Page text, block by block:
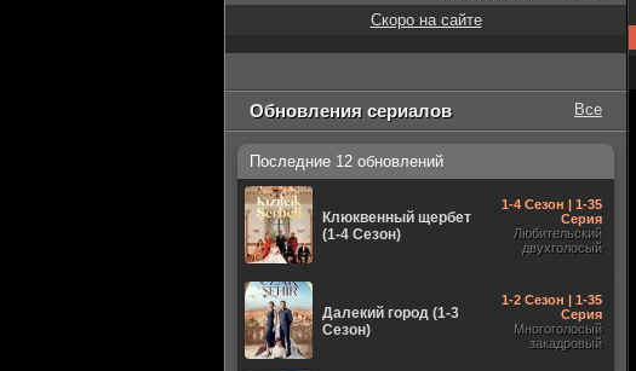
Скоро на сайте
Обновления сериалов Все
Последние 12 обновлений
Клюквенный щербет
(1-4 Сезон)
1-4 Сезон | 1-35
Серия
Любительский
двухголосый
Далекий город (1-3
Сезон)
1-2 Сезон | 1-35
Серия
Многоголосый
закадровый